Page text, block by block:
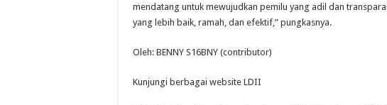
mendatang untuk mewujudkan pemilu yang adil dan
yang lebih baik, ramah, dan efektif,” pungkasnya.
Oleh: BENNY S16BNY (contributor)
Kunjungi berbagai website LDII